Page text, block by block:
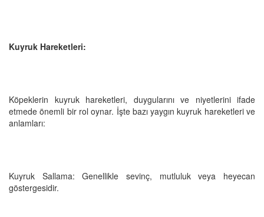
Kuyruk Hareketleri:
Köpeklerin kuyruk hareketleri, duygularını ve niyetlerini ifade
etmede önemli bir rol oynar. İşte bazı yaygın kuyruk hareketleri ve
anlamları:
Kuyruk Sallama: Genellikle sevinç, mutluluk veya heyecan
göstergesidir.